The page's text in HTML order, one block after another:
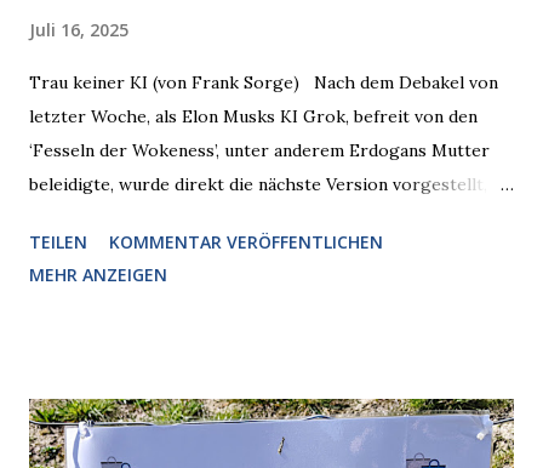
Juli 16, 2025
Trau keiner KI (von Frank Sorge) Nach dem Debakel von
letzter Woche, als Elon Musks KI Grok, befreit von den
‘Fesseln der Wokeness’, unter anderem Erdogans Mutter
beleidigte, wurde direkt die nächste Version vorgestellt,
radikalisierte, weil sie ohnehin kurz vor dem Austausch
stand. Das ist sogar recht logisch, aber nicht, um den
unauffälliger machen muss, damit die KI rechtslastig
argumentiert. So wird jetzt berichtet, dass der neue Grok
TEILEN
KOMMENTAR VERÖFFENTLICHEN
MEHR ANZEIGEN